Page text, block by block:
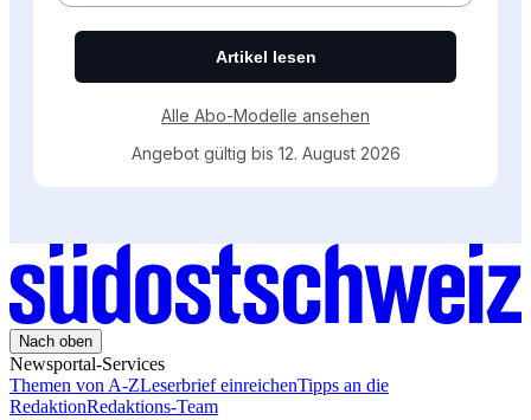
Nach oben
Newsportal-Services
Themen von A-ZLeserbrief einreichenTipps an die
RedaktionRedaktions-Team